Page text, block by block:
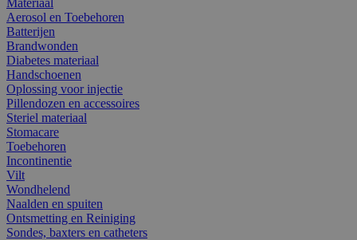
Aerosol en Toebehoren
Batterijen
Brandwonden
Diabetes materiaal
Handschoenen
Oplossing voor injectie
Pillendozen en accessoires
Steriel materiaal
Stomacare
Toebehoren
Incontinentie
Vilt
Wondhelend
Naalden en spuiten
Ontsmetting en Reiniging
Sondes, baxters en catheters